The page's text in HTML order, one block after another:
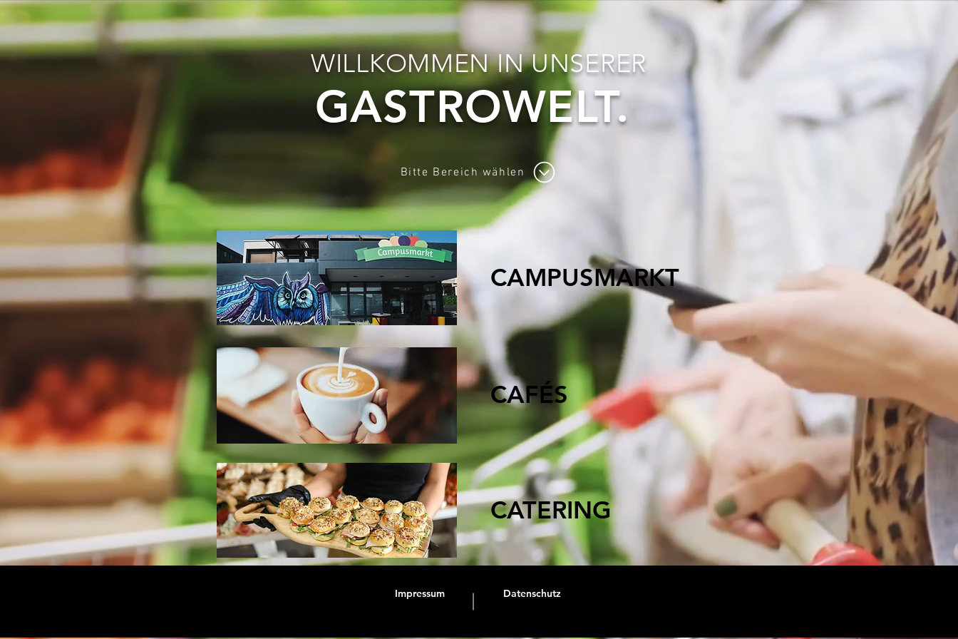
WILLKOMMEN IN UNSERER
GASTROWELT.
Bitte Bereich wählen
CAMPUSMARKT
CAFÉS
CATERING
Impressum Datenschutz